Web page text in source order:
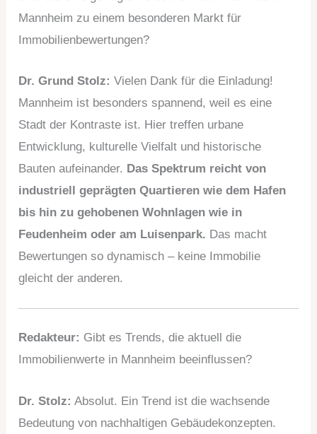
Mannheim zu einem besonderen Markt für
Immobilienbewertungen?
Dr. Grund Stolz: Vielen Dank für die Einladung!
Mannheim ist besonders spannend, weil es eine
Stadt der Kontraste ist. Hier treffen urbane
Entwicklung, kulturelle Vielfalt und historische
Bauten aufeinander. Das Spektrum reicht von
industriell geprägten Quartieren wie dem Hafen
bis hin zu gehobenen Wohnlagen wie in
Feudenheim oder am Luisenpark. Das macht
Bewertungen so dynamisch – keine Immobilie
gleicht der anderen.
Redakteur: Gibt es Trends, die aktuell die
Immobilienwerte in Mannheim beeinflussen?
Dr. Stolz: Absolut. Ein Trend ist die wachsende
Bedeutung von nachhaltigen Gebäudekonzepten.